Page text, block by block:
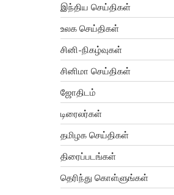
இந்திய செய்திகள்
உலக செய்திகள்
சினி-நிகழ்வுகள்
சினிமா செய்திகள்
ஜோதிடம்
டிரைலர்கள்
தமிழக செய்திகள்
திரைப்படங்கள்
தெரிந்து கொள்ளுங்கள்